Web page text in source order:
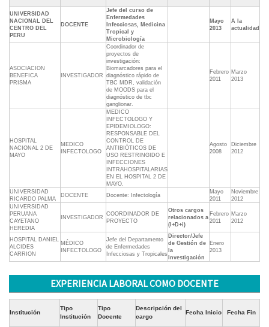
UNIVERSIDAD
NACIONAL DEL
CENTRO DEL
PERU
DOCENTE
Jefe del curso de
Enfermedades
Infecciosas, Medicina
Tropical y
Microbiología
Mayo
2013
A la
actualidad
ASOCIACION
BENEFICA
PRISMA
INVESTIGADOR
Coordinador de
proyectos de
investigación:
Biomarcadores para el
diagnóstico rápido de
TBC MDR, validación
de MOODS para el
diagnóstico de tbc
ganglionar.
Febrero
2011
Marzo
2013
HOSPITAL
NACIONAL 2 DE
MAYO
MEDICO
INFECTOLOGO
MEDICO
INFECTOLOGO Y
EPIDEMIOLOGO:
RESPONSABLE DEL
CONTROL DE
ANTIBIÓTICOS DE
USO RESTRINGIDO E
INFECCIONES
INTRAHOSPITALARIAS
EN EL HOSPITAL 2 DE
MAYO.
Agosto
2008
Diciembre
2012
UNIVERSIDAD
RICARDO PALMA
DOCENTE Docente: Infectología
Mayo
2011
Noviembre
2012
UNIVERSIDAD
PERUANA
CAYETANO
HEREDIA
INVESTIGADOR
COORDINADOR DE
PROYECTO
Otros cargos
relacionados a
(I+D+i)
Febrero
2011
Marzo
2012
HOSPITAL DANIEL
ALCIDES
CARRION
MÉDICO
INFECTOLOGO
Jefe del Departamento
de Enfermedades
Infecciosas y Tropicales
Director/Jefe
de Gestión de
la
Investigación
Enero
2013
EXPERIENCIA LABORAL COMO DOCENTE
Institución
Tipo
Institución
Tipo
Docente
Descripción del
cargo
Fecha Inicio Fecha Fin